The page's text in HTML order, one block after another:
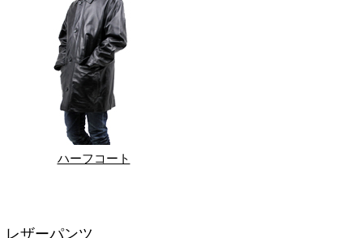
ハーフコート
レザーパンツ